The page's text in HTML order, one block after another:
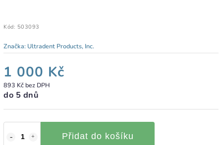
Kód: 503093
Značka: Ultradent Products, Inc.
1 000 Kč
893 Kč bez DPH
do 5 dnů
Přidat do košíku